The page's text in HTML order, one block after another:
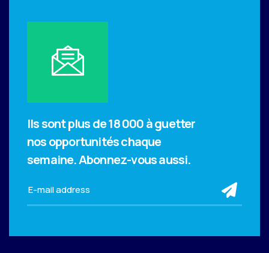
Ils sont plus de 18 000 à guetter
nos opportunités chaque
semaine.Abonnez-vous aussi.